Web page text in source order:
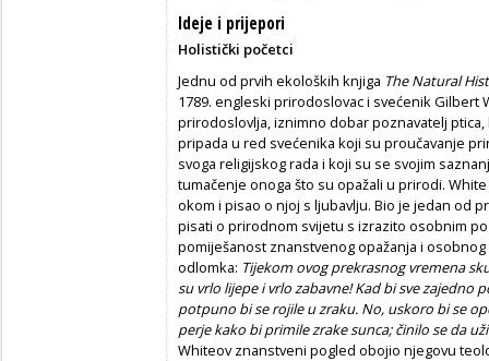
Ideje i prijepori
Holistički početci
Jednu od prvih ekoloških knjiga The Natural
1789. engleski prirodoslovac i svećenik Gilbert
prirodoslovlja, iznimno dobar poznavatelj
pripada u red svećenika koji su proučavanje
svoga religijskog rada i koji su se svojim
tumačenje onoga što su opažali u prirodi.
okom i pisao o njoj s ljubavlju. Bio je jedan od
pisati o prirodnom svijetu s izrazito osobnim
pomiješanost znanstvenog opažanja i
odlomka: Tijekom ovog prekrasnog vremena
su vrlo lijepe i vrlo zabavne! Kad bi sve zajedno
potpuno bi se rojile u zraku. No, uskoro bi se
perje kako bi primile zrake sunca; činilo se da
Whiteov znanstveni pogled obojio njegovu